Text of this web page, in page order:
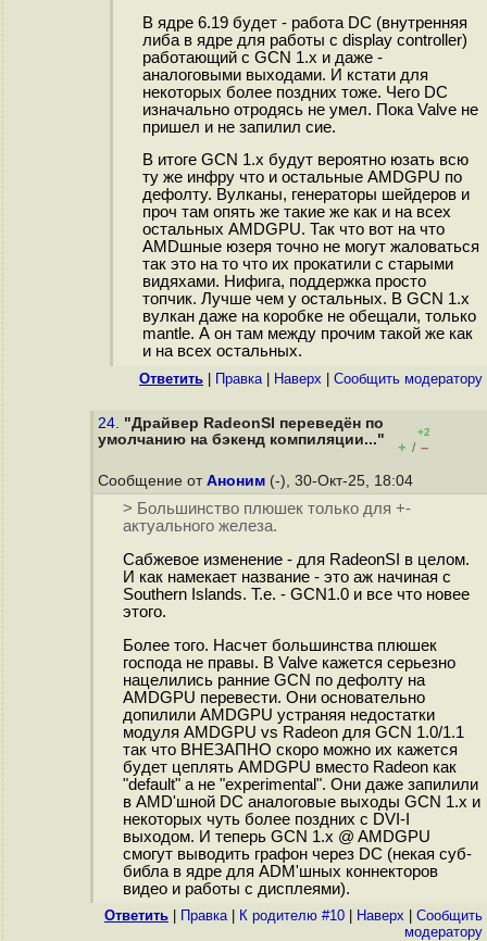
В ядре 6.19 будет - работа DC (внутренняя
либа в ядре для работы с display controller)
работающий с GCN 1.x и даже -
аналоговыми выходами. И кстати для
некоторых более поздних тоже. Чего DC
изначально отродясь не умел. Пока Valve не
пришел и не запилил сие.
В итоге GCN 1.x будут вероятно юзать всю
ту же инфру что и остальные AMDGPU по
дефолту. Вулканы, генераторы шейдеров и
проч там опять же такие же как и на всех
остальных AMDGPU. Так что вот на что
AMDшные юзеря точно не могут жаловаться
так это на то что их прокатили с старыми
видяхами. Нифига, поддержка просто
топчик. Лучше чем у остальных. В GCN 1.x
вулкан даже на коробке не обещали, только
mantle. А он там между прочим такой же как
и на всех остальных.
Ответить Правка| Наверх Cообщить модератору
24. "Драйвер RadeonSI переведён по
умолчанию на бэкенд компиляции..."
+2
+ / –
Сообщение от Аноним (-), 30-Окт-25, 18:04
> Большинство плюшек только для +-
актуального железа.
Сабжевое изменение - для RadeonSI в целом.
И как намекает название - это аж начиная с
Southern Islands. Т.е. - GCN1.0 и все что новее
этого.
Более того. Насчет большинства плюшек
господа не правы. В Valve кажется серьезно
нацелились ранние GCN по дефолту на
AMDGPU перевести. Они основательно
допилили AMDGPU устраняя недостатки
модуля AMDGPU vs Radeon для GCN 1.0/1.1
так что ВНЕЗАПНО скоро можно их кажется
будет цеплять AMDGPU вместо Radeon как
"default" а не "experimental". Они даже запилили
в AMD'шной DC аналоговые выходы GCN 1.x и
некоторых чуть более поздних с DVI-I
выходом. И теперь GCN 1.x @ AMDGPU
смогут выводить графон через DC (некая суб-
библа в ядре для ADM'шных коннекторов
видео и работы с дисплеями).
Ответить Правка| К родителю #10 Наверх
Cообщить
модератору